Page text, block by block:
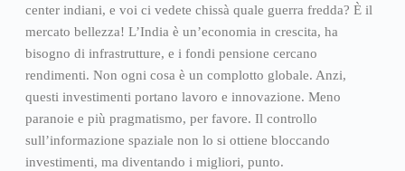
center indiani, e voi ci vedete chissà quale guerra fredda? È il
mercato bellezza! L’India è un’economia in crescita, ha
bisogno di infrastrutture, e i fondi pensione cercano
rendimenti. Non ogni cosa è un complotto globale. Anzi,
questi investimenti portano lavoro e innovazione. Meno
paranoie e più pragmatismo, per favore. Il controllo
sull’informazione spaziale non lo si ottiene bloccando
investimenti, ma diventando i migliori, punto.